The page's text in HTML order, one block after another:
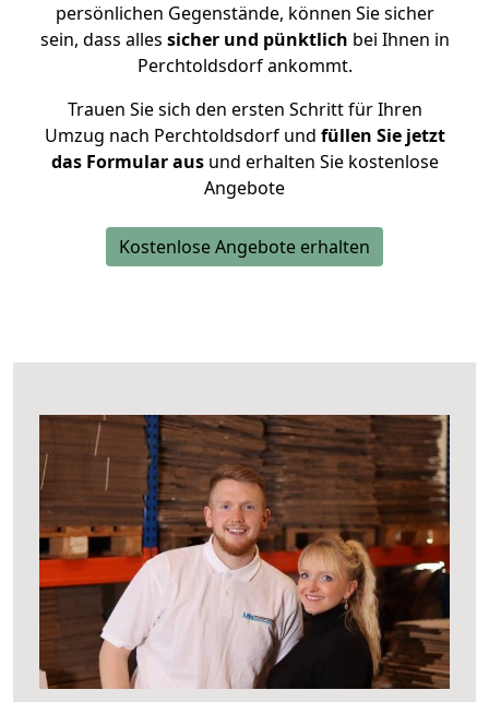
persönlichen Gegenstände, können Sie sicher
sein, dass alles sicher und pünktlich bei Ihnen in
Perchtoldsdorf ankommt.
Trauen Sie sich den ersten Schritt für Ihren
Umzug nach Perchtoldsdorf und füllen Sie jetzt
das Formular ausund erhalten Sie kostenlose
Angebote
Kostenlose Angebote erhalten